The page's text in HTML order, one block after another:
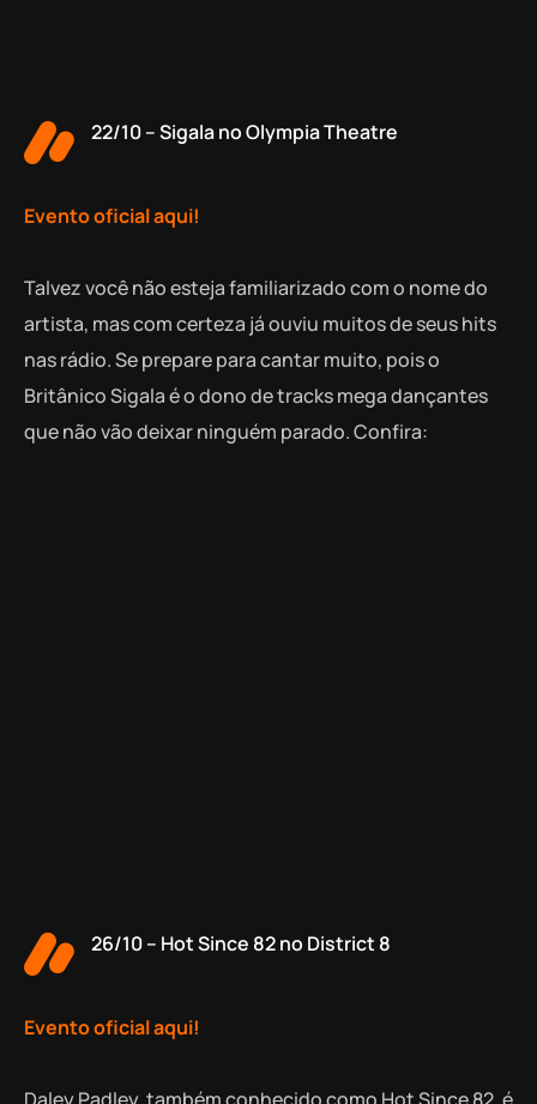
22/10 – Sigala no Olympia Theatre
Evento oficial aqui!
Talvez você não esteja familiarizado com o nome do
artista, mas com certeza já ouviu muitos de seus hits
nas rádio. Se prepare para cantar muito, pois o
Britânico Sigala é o dono de tracks mega dançantes
que não vão deixar ninguém parado. Confira:
26/10 – Hot Since 82 no District 8
Evento oficial aqui!
Daley Padley, também conhecido como Hot Since 82, é